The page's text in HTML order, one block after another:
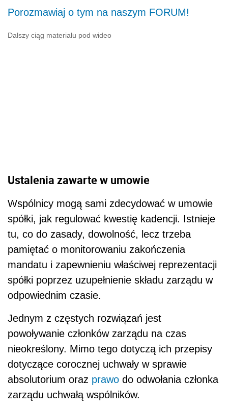
Porozmawiaj o tym na naszym FORUM!
Dalszy ciąg materiału pod wideo
Ustalenia zawarte w umowie
Wspólnicy mogą sami zdecydować w umowie
spółki, jak regulować kwestię kadencji. Istnieje
tu, co do zasady, dowolność, lecz trzeba
pamiętać o monitorowaniu zakończenia
mandatu i zapewnieniu właściwej reprezentacji
spółki poprzez uzupełnienie składu zarządu w
odpowiednim czasie.
Jednym z częstych rozwiązań jest
powoływanie członków zarządu na czas
nieokreślony. Mimo tego dotyczą ich przepisy
dotyczące corocznej uchwały w sprawie
absolutorium oraz prawo do odwołania członka
zarządu uchwałą wspólników.